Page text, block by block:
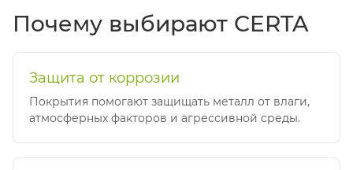
Почему выбирают CERTA
Защита от коррозии
Покрытия помогают защищать металл от влаги,
атмосферных факторов и агрессивной среды.